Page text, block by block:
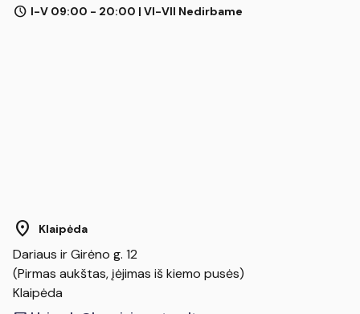
schedule I-V 09:00 - 20:00 | VI-VII Nedirbame
location_on Klaipėda
Dariaus ir Girėno g. 12
(Pirmas aukštas, įėjimas iš kiemo pusės)
Klaipėda